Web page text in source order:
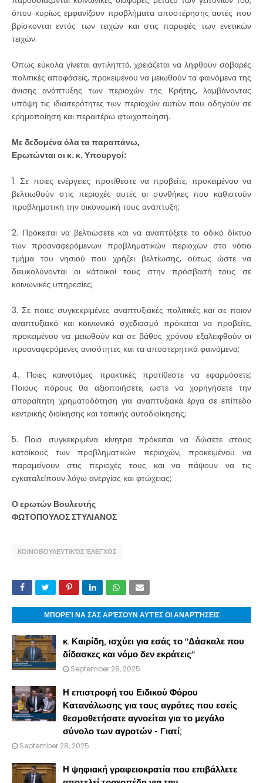
όπου κυρίως εμφανίζουν προβλήματα αποστέρησης αυτές που
βρίσκονται εντός των τειχών και στις παρυφές των ενετικών
τειχών.
Όπως εύκολα γίνεται αντιληπτό, χρειάζεται να ληφθούν σοβαρές
πολιτικές αποφάσεις, προκειμένου να μειωθούν τα φαινόμενα της
άνισης ανάπτυξης των περιοχών της Κρήτης, λαμβάνοντας
υπόψη τις ιδιαιτερότητες των περιοχών αυτών που οδηγούν σε
ερημοποίηση και περαιτέρω φτωχοποίηση.
Με δεδομένα όλα τα παραπάνω,
Ερωτώνται οι κ. κ. Υπουργοί:
1. Σε ποιες ενέργειες προτίθεστε να προβείτε, προκειμένου να
βελτιωθούν στις περιοχές αυτές οι συνθήκες που καθιστούν
προβληματική την οικονομική τους ανάπτυξη;
2. Πρόκειται να βελτιώσετε και να αναπτύξετε το οδικό δίκτυο
των προαναφερόμενων προβληματικών περιοχών στο νότιο
τμήμα του νησιού που χρήζει βελτίωσης, ούτως ώστε να
διευκολύνονται οι κάτοικοί τους στην πρόσβασή τους σε
κοινωνικές υπηρεσίες;
3. Σε ποιες συγκεκριμένες αναπτυξιακές πολιτικές και σε ποιον
αναπτυξιακό και κοινωνικό σχεδιασμό πρόκειται να προβείτε,
προκειμένου να μειωθούν και σε βάθος χρόνου εξαλειφθούν οι
προαναφερόμενες ανισότητες και τα αποστερητικά φαινόμενα;
4. Ποιες καινοτόμες πρακτικές προτίθεστε να εφαρμόσετε;
Ποιους πόρους θα αξιοποιήσετε, ώστε να χορηγήσετε την
απαραίτητη χρηματοδότηση για αναπτυξιακά έργα σε επίπεδο
κεντρικής διοίκησης και τοπικής αυτοδιοίκησης;
5. Ποια συγκεκριμένα κίνητρα πρόκειται να δώσετε στους
κατοίκους των προβληματικών περιοχών, προκειμένου να
παραμείνουν στις περιοχές τους και να πάψουν να τις
εγκαταλείπουν λόγω ανεργίας και φτώχειας;
Ο ερωτών Βουλευτής
ΦΩΤΟΠΟΥΛΟΣ ΣΤΥΛΙΑΝΟΣ
ΚΟΙΝΟΒΟΥΛΕΥΤΙΚΌΣ ΈΛΕΓΧΟΣ
ΜΠΟΡΕΊ ΝΑ ΣΑΣ ΑΡΈΣΟΥΝ ΑΥΤΈΣ ΟΙ ΑΝΑΡΤΉΣΕΙΣ
κ. Καιρίδη, ισχύει για εσάς το "Δάσκαλε που
δίδασκες και νόμο δεν εκράτεις"
September 28, 2025
Η επιστροφή του Ειδικού Φόρου
Κατανάλωσης για τους αγρότες που εσείς
θεσμοθετήσατε αγνοείται για το μεγάλο
σύνολο των αγροτών - Γιατί;
September 28, 2025
Η ψηφιακή γραφειοκρατία που επιβάλλετε